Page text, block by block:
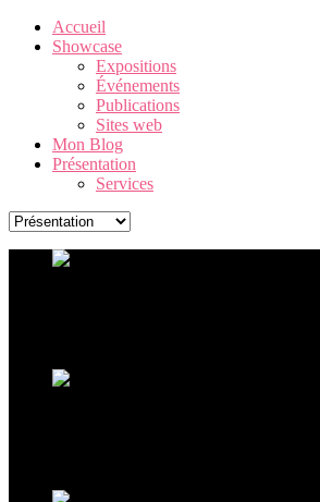
Accueil
Showcase
Expositions
Événements
Publications
Sites web
Mon Blog
Présentation
Services